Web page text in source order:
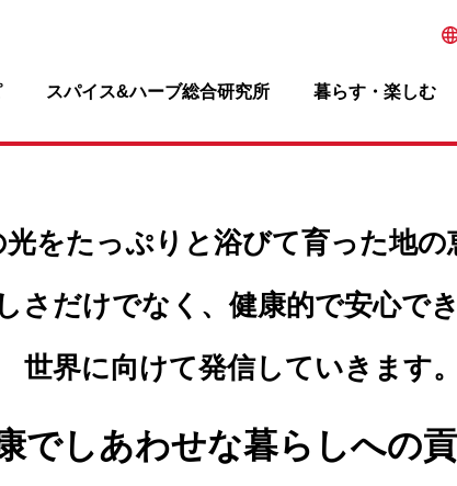
スパイス&ハーブ総合研究所 暮らす・楽しむ
光をたっぷりと浴びて育った地の
さだけでなく、健康的で安心で
世界に向けて発信していきます。
康でしあわせな暮らしへの